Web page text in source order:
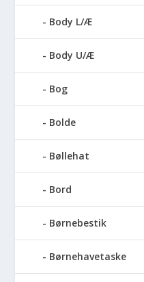
Body L/Æ
Body U/Æ
Bog
Bolde
Bøllehat
Bord
Børnebestik
Børnehavetaske